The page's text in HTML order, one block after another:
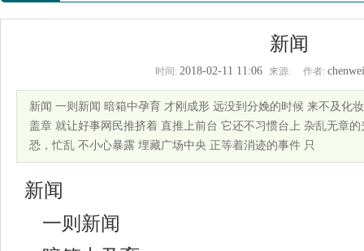
新闻
时间: 2018-02-11 11:06 来源: 作者:
新闻 一则新闻 暗箱中孕育 才刚成形 远没到分娩的时候 来不及化
盖章 就让好事网民推挤着 直推上前台 它还不习惯台上 杂乱无章
恐，忙乱 不小心暴露 埋藏广场中央 正等着消迹的事件 只
新闻
一则新闻